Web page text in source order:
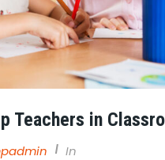
Teachers in
In